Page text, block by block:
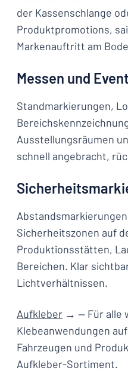
der Kassenschlange
Produktpromotions,
Markenauftritt am
Messen und
Standmarkierungen,
Ausstellungsräumen
schnell angebracht,
Sicherheitszonen auf
Produktionsstätten,
Bereichen. Klar
Lichtverhältnissen.
Aufkleber → — Für alle
Klebeanwendungen
Fahrzeugen und
Aufkleber-Sortiment.